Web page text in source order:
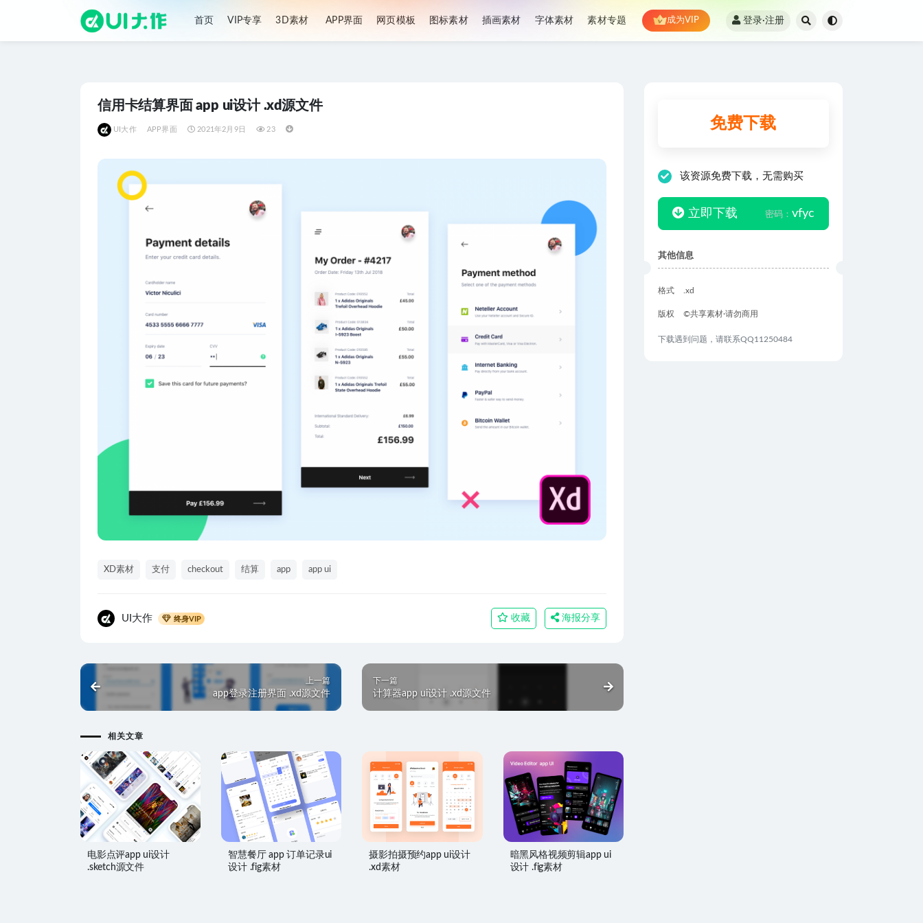
首页 VIP专享 3D素材 APP界面 网页模板 图标素材 插画素材 字体素材 素材专题 成为VIP 登录·注册
信用卡结算界面 app ui设计 .xd源文件
UI大作 APP界面 2021年2月9日 23
XD素材 支付 checkout 结算 app app ui
UI大作 终身VIP 收藏 海报分享
上一篇
app登录注册界面 .xd源文件
下一篇
计算器app ui设计 .xd源文件
相关文章
电影点评app ui设计
.sketch源文件
智慧餐厅 app 订单记录ui
设计 .fig素材
摄影拍摄预约app ui设计
.xd素材
暗黑风格视频剪辑app ui
设计 .fig素材
免费下载
该资源免费下载，无需购买
立即下载 密码：vfyc
其他信息
格式 .xd
版权 ©共享素材·请勿商用
下载遇到问题，请联系QQ11250484